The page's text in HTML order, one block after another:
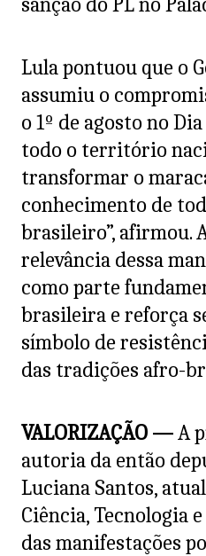
Lula pontuou que o
assumiu o
o 1º de agosto no
todo o território
transformar o
conhecimento de
brasileiro”, afirmou.
relevância dessa
como parte
brasileira e reforça
símbolo de
das tradições afro-
VALORIZAÇÃO — A
autoria da então
Luciana Santos,
Ciência, Tecnologia
das manifestações